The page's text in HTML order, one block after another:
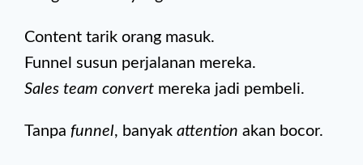
Content tarik orang masuk.
Funnel susun perjalanan mereka.
Sales team convert mereka jadi pembeli.
Tanpa funnel, banyak attention akan bocor.